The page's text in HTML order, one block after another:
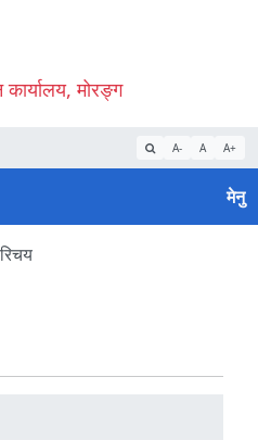
मोरङ्ग
A- A A+
मेनु